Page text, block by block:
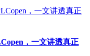
，一文讲透真正